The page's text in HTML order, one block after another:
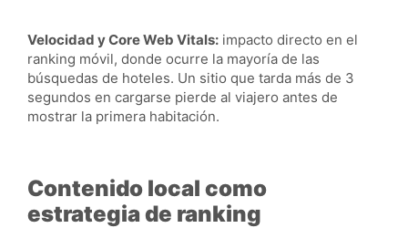
Velocidad y Core Web Vitals: impacto directo en el
ranking móvil, donde ocurre la mayoría de las
búsquedas de hoteles. Un sitio que tarda más de 3
segundos en cargarse pierde al viajero antes de
mostrar la primera habitación.
Contenido local como
estrategia de ranking